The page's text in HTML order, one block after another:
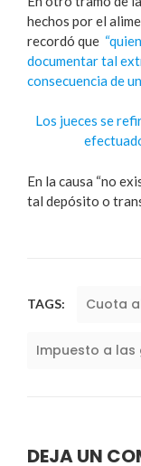
hechos por el
recordó que
documentar tal
consecuencia de
Los jueces se
En la causa “no
tal depósito o
TAGS: Cuota
Impuesto a las
DEJA UN